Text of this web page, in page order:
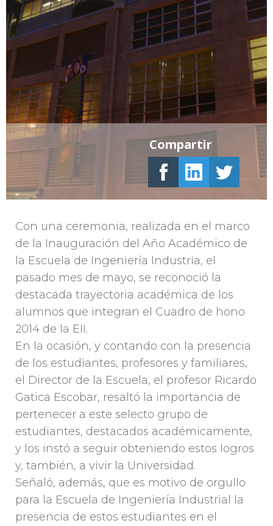
Con una ceremonia, realizada en el marco
de la Inauguración del Año Académico de
la Escuela de Ingeniería Industria, el
pasado mes de mayo, se reconoció la
destacada trayectoria académica de los
alumnos que integran el Cuadro de hono
2014 de la EII.
En la ocasión, y contando con la presencia
de los estudiantes, profesores y familiares,
el Director de la Escuela, el profesor Ricardo
Gatica Escobar, resaltó la importancia de
pertenecer a este selecto grupo de
estudiantes, destacados académicamente,
y los instó a seguir obteniendo estos logros
y, también, a vivir la Universidad.
Señaló, además, que es motivo de orgullo
para la Escuela de Ingeniería Industrial la
presencia de estos estudiantes en el
Compartir